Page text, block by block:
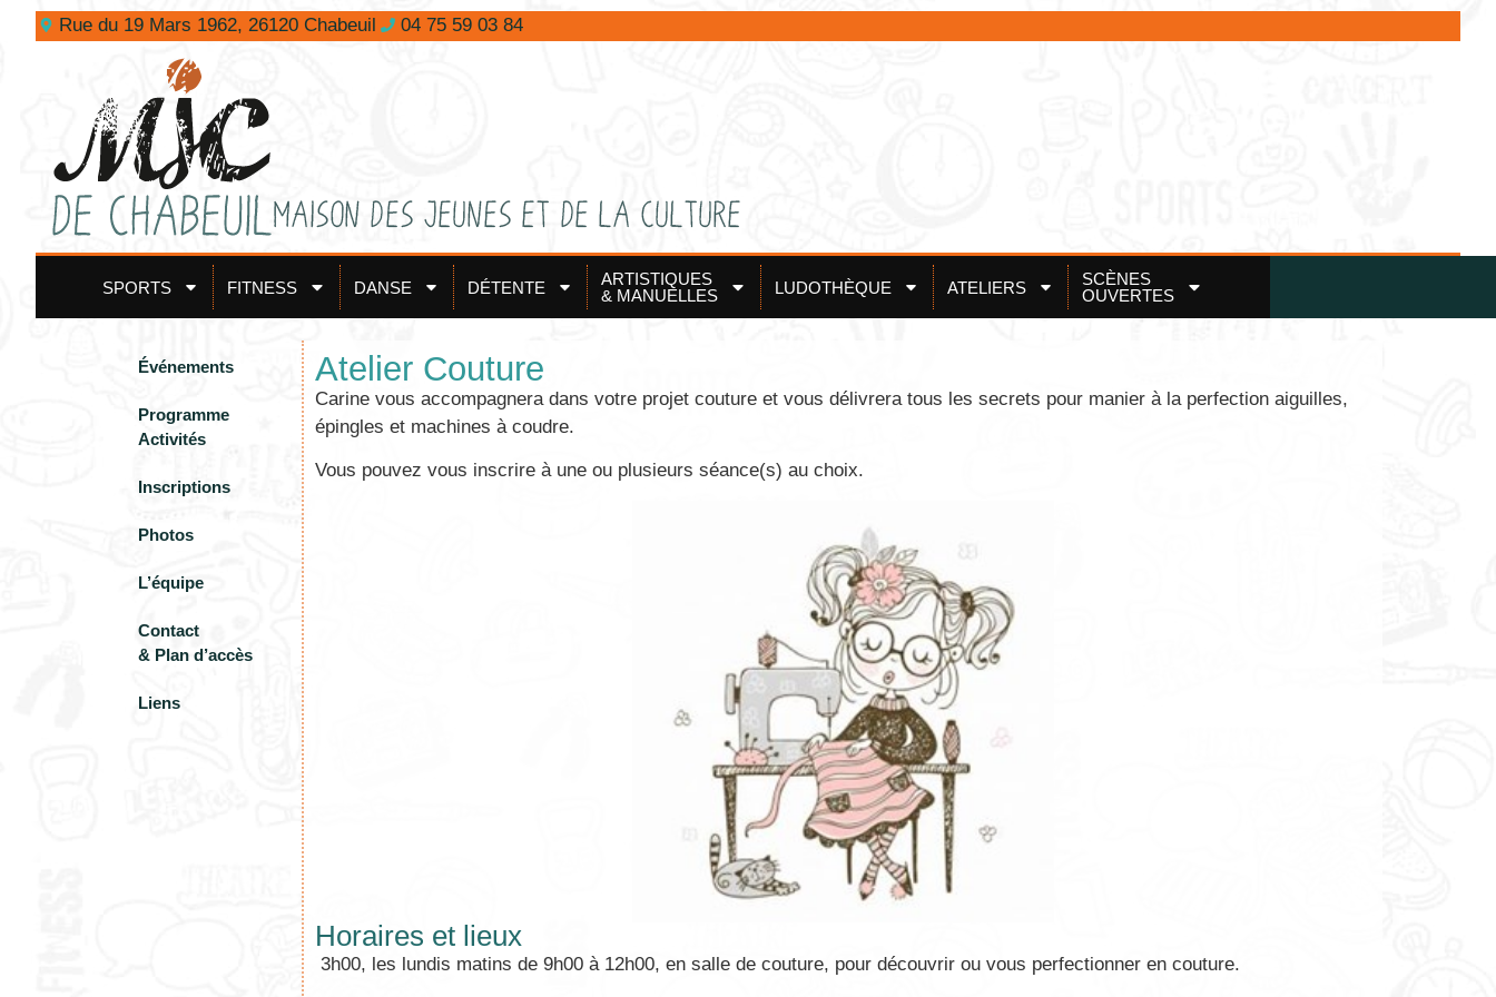
Rue du 19 Mars 1962, 26120 Chabeuil 04 75 59 03 84
SPORTS FITNESS DANSE DÉTENTE
ARTISTIQUES
& MANUELLES
LUDOTHÈQUE ATELIERS
SCÈNES
OUVERTES
Événements
Programme
Activités
Inscriptions
Photos
L’équipe
Contact
& Plan d’accès
Liens
Atelier Couture
Carine vous accompagnera dans votre projet couture et vous délivrera tous les secrets pour manier à la perfection aiguilles,
épingles et machines à coudre.
Vous pouvez vous inscrire à une ou plusieurs séance(s) au choix.
Horaires et lieux
3h00, les lundis matins de 9h00 à 12h00, en salle de couture, pour découvrir ou vous perfectionner en couture.